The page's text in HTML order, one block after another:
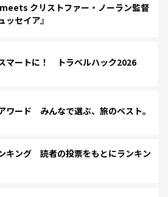
クリストファー・ノーラン監督
ッセイア』
マートに！ トラベルハック2026
ワード みんなで選ぶ、旅のベスト。
キング 読者の投票をもとにランキン